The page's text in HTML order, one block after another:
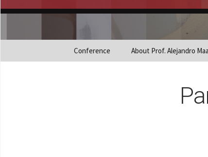
Conference About Prof. Alejandro